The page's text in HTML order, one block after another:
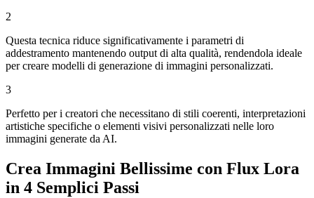
2
Questa tecnica riduce significativamente i parametri di
addestramento mantenendo output di alta qualità, rendendola ideale
per creare modelli di generazione di immagini personalizzati.
3
Perfetto per i creatori che necessitano di stili coerenti, interpretazioni
artistiche specifiche o elementi visivi personalizzati nelle loro
immagini generate da AI.
Crea Immagini Bellissime con Flux Lora
in 4 Semplici Passi